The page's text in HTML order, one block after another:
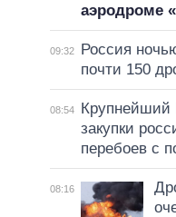
аэродроме
09:32
Россия
почти 150
08:54
Крупнейший
закупки
перебоев с
08:16